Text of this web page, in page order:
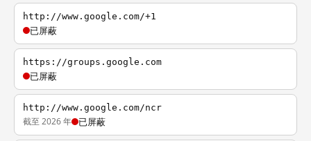
http://www.google.com/+1
已屏蔽
https://groups.google.com
已屏蔽
http://www.google.com/ncr
截至 2026 年 已屏蔽